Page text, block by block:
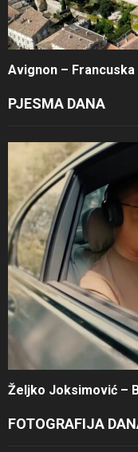
Avignon – Francuska
PJESMA DANA
Željko Joksimović –
FOTOGRAFIJA